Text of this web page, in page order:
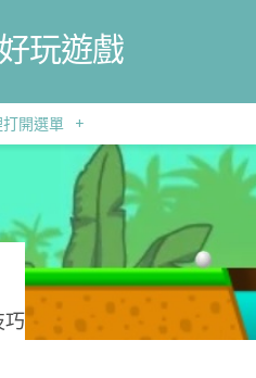
玩遊戲
開選單 +
巧